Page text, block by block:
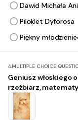
Dawid Michała
Piloklet Dyforosa
Piękny
4.MULTIPLE CHOICE
Geniusz włoskiego
rzeźbiarz,